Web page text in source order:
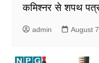
कमिश्नर से शपथ
admin August